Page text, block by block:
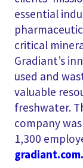
essential
critical
Gradiant’s
used and
valuable
freshwater.
company
1,300
gradiant.com.